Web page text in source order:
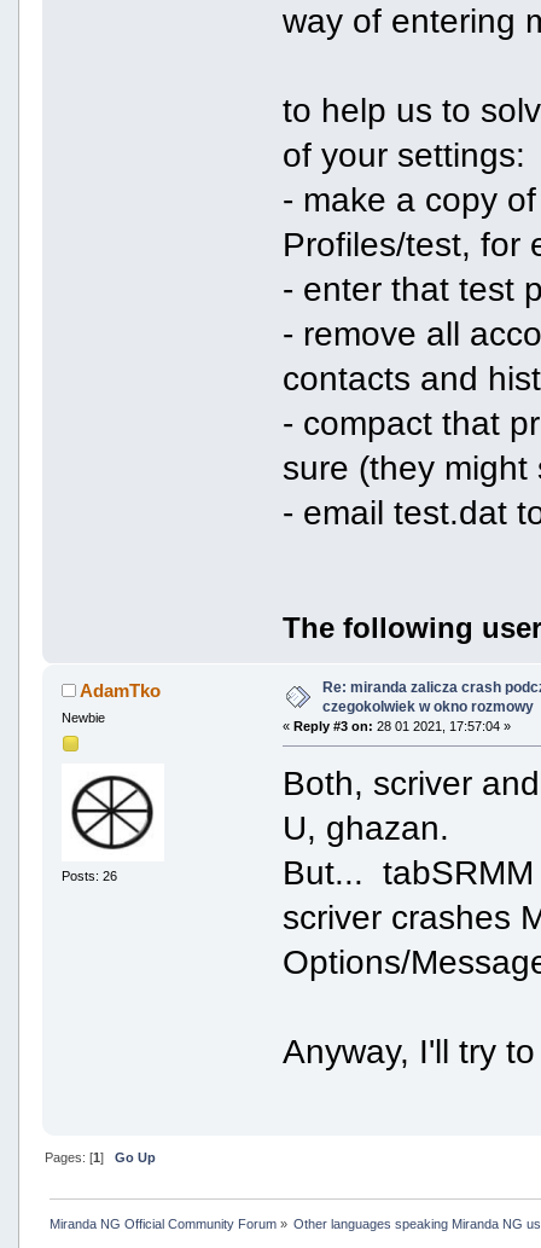
way of entering
to help us to
of your settings:
- make a copy
Profiles/test, for
- enter that test
- remove all
contacts and
- compact that
sure (they might
- email test.dat
The following
AdamTko
Newbie
Posts: 26
Re: miranda zalicza crash
czegokolwiek w okno rozmowy
« Reply #3 on: 28 01 2021, 17:57:04 »
Both, scriver
U, ghazan.
But...
scriver crashes
Options/
Anyway, I'll try
Pages: [1] Go Up
Miranda NG Official Community Forum» Other languages speaking Miranda NG